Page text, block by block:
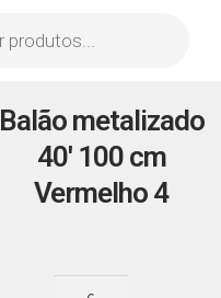
Balão metalizado
40′ 100 cm
Vermelho 4